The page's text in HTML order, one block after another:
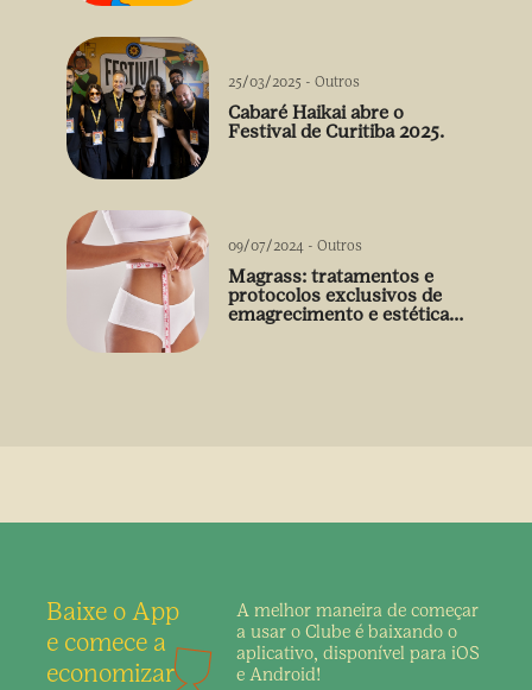
25/03/2025 - Outros
Cabaré Haikai abre o
Festival de Curitiba 2025.
09/07/2024 - Outros
Magrass: tratamentos e
protocolos exclusivos de
emagrecimento e estética
Baixe o App
e comece a
economizar
A melhor maneira de começar
a usar o Clube é baixando o
aplicativo, disponível para iOS
e Android!